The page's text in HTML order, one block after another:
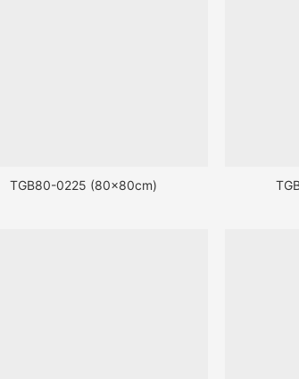
TGB80-0225 (80x80cm)